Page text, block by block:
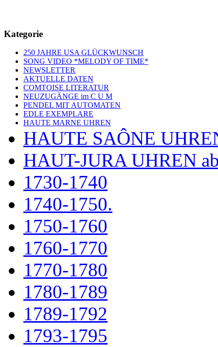
Kategorie
250 JAHRE USA GLÜCKWUNSCH
SONG VIDEO *MELODY OF TIME*
NEWSLETTER
AKTUELLE DATEN
COMTOISE LITERATUR
NEUZUGÄNGE im C U M
PENDEL MIT AUTOMATEN
EDLE EXEMPLARE
HAUTE MARNE UHREN
HAUTE SAÔNE
HAUT-JURA UHREN
1730-1740
1740-1750.
1750-1760
1760-1770
1770-1780
1780-1789
1789-1792
1793-1795